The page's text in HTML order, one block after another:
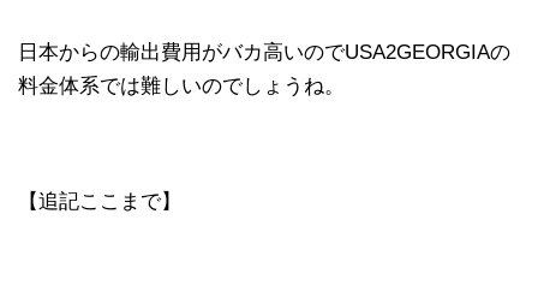
日本からの輸出費用がバカ高いのでUSA2GEORGIAの
料金体系では難しいのでしょうね。
【追記ここまで】